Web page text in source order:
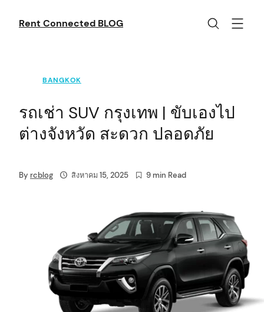
Rent Connected BLOG
BANGKOK
รถเช่า SUV กรุงเทพ | ขับเองไป
ต่างจังหวัด สะดวก ปลอดภัย
By rcblog สิงหาคม 15, 2025 9 min Read